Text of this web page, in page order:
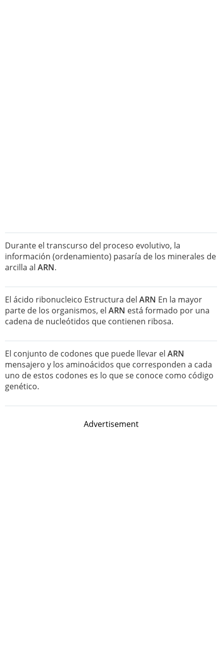
Durante el transcurso del proceso evolutivo, la
información (ordenamiento) pasaría de los minerales de
arcilla al ARN.
El ácido ribonucleico Estructura del ARN En la mayor
parte de los organismos, el ARN está formado por una
cadena de nucleótidos que contienen ribosa.
El conjunto de codones que puede llevar el ARN
mensajero y los aminoácidos que corresponden a cada
uno de estos codones es lo que se conoce como código
genético.
Advertisement